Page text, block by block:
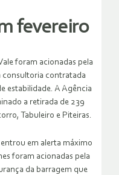
fevereiro
foram acionadas pela
consultoria contratada
estabilidade. A Agência
a retirada de 239
Tabuleiro e Piteiras.
em alerta máximo
foram acionadas pela
da barragem que